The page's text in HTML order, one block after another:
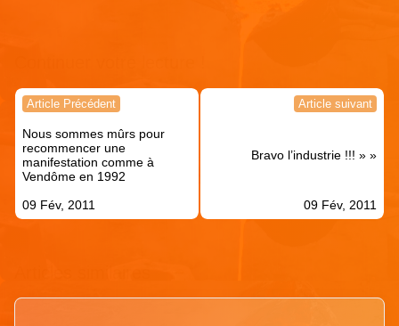
Navigation
l’article
Article Précédent
Nous sommes mûrs pour
recommencer une
manifestation comme à
Vendôme en 1992
09 Fév, 2011
Article suivant
Bravo l’industrie !!! » »
09 Fév, 2011